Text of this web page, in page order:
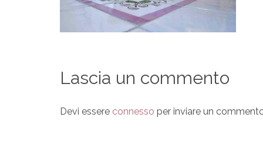
Lascia un commento
Devi essere connesso per inviare un